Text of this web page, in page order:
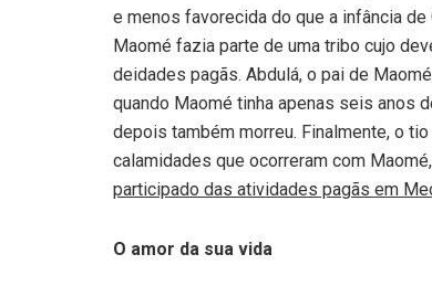
e menos favorecida do que a infância
Maomé fazia parte de uma tribo cujo
deidades pagãs. Abdulá, o pai de
quando Maomé tinha apenas seis anos
depois também morreu. Finalmente, o
calamidades que ocorreram com
participado das atividades pagãs em
O amor da sua vida